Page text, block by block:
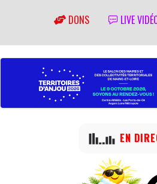
DONS LIVE
EN